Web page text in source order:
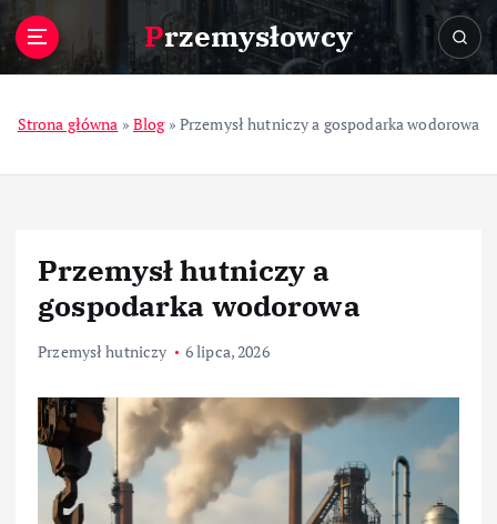
Przemysłowcy
Strona główna » Blog» Przemysł hutniczy a gospodarka wodorowa
Przemysł hutniczy a
gospodarka wodorowa
Przemysł hutniczy 6 lipca, 2026